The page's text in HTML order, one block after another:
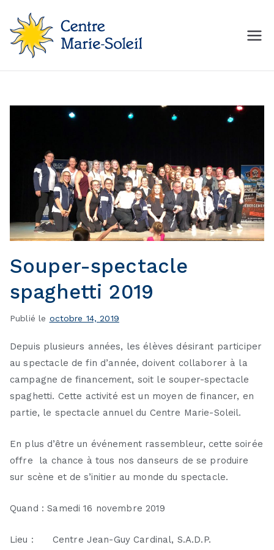
contenu
Centre Marie-Soleil
MON Centre de mise en
Souper-spectacle
spaghetti 2019
Publié le octobre 14, 2019
Depuis plusieurs années, les élèves désirant participer
au spectacle de fin d’année, doivent collaborer à la
campagne de financement, soit le souper-spectacle
spaghetti. Cette activité est un moyen de financer, en
partie, le spectacle annuel du Centre Marie-Soleil.
En plus d’être un événement rassembleur, cette soirée
offre la chance à tous nos danseurs de se produire
sur scène et de s’initier au monde du spectacle.
Quand : Samedi 16 novembre 2019
Lieu : Centre Jean-Guy Cardinal, S.A.D.P.